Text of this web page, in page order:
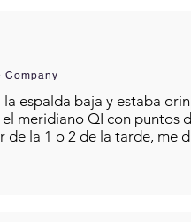
Company
espalda baja y estaba
meridiano QI con puntos
de la 1 o 2 de la tarde,